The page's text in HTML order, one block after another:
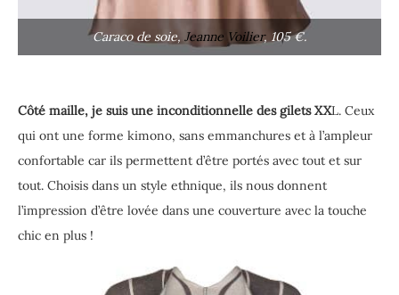
Caraco de soie, Jeanne Voilier, 105 €.
Côté maille, je suis une inconditionnelle des gilets XXL. Ceux
qui ont une forme kimono, sans emmanchures et à l’ampleur
confortable car ils permettent d’être portés avec tout et sur
tout. Choisis dans un style ethnique, ils nous donnent
l’impression d’être lovée dans une couverture avec la touche
chic en plus !